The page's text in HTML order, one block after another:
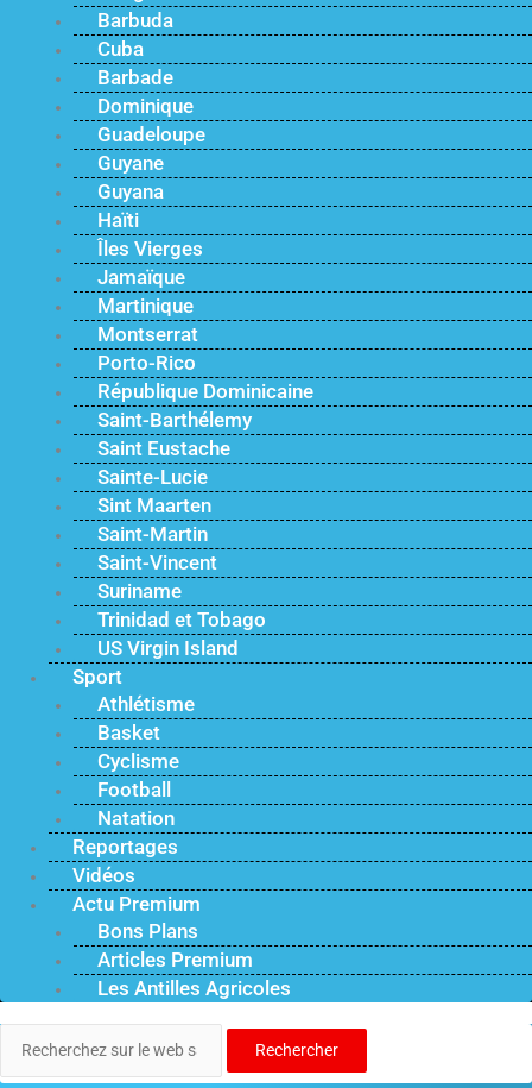
Barbuda
Cuba
Barbade
Dominique
Guadeloupe
Guyane
Guyana
Haïti
Îles Vierges
Jamaïque
Martinique
Montserrat
Porto-Rico
République Dominicaine
Saint-Barthélemy
Saint Eustache
Sainte-Lucie
Sint Maarten
Saint-Martin
Saint-Vincent
Suriname
Trinidad et Tobago
US Virgin Island
Sport
Athlétisme
Basket
Cyclisme
Football
Natation
Reportages
Vidéos
Actu Premium
Bons Plans
Articles Premium
Les Antilles Agricoles
Rechercher